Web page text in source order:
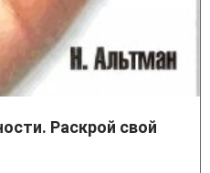
Раскрой свой